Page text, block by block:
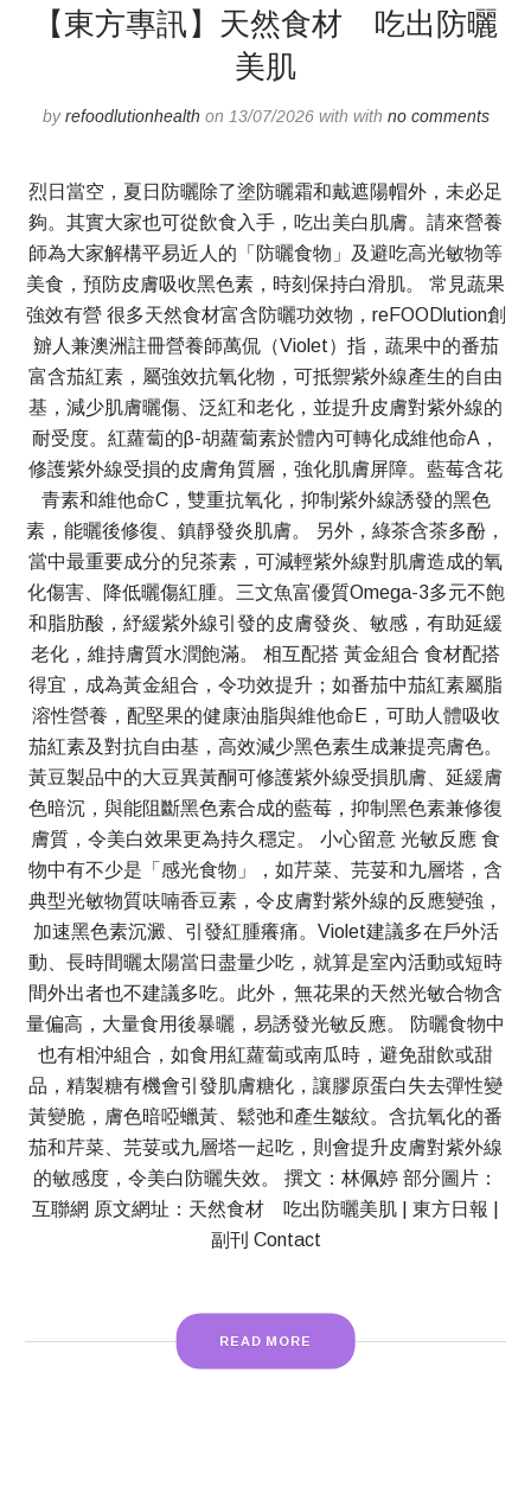
【東方專訊】天然食材 吃出防曬
美肌
byrefoodlutionhealth on 13/07/2026 with with no comments
烈日當空，夏日防曬除了塗防曬霜和戴遮陽帽外，未必足
夠。其實大家也可從飲食入手，吃出美白肌膚。請來營養
師為大家解構平易近人的「防曬食物」及避吃高光敏物等
美食，預防皮膚吸收黑色素，時刻保持白滑肌。 常見蔬果
強效有營 很多天然食材富含防曬功效物，reFOODlution創
辧人兼澳洲註冊營養師萬侃（Violet）指，蔬果中的番茄
富含茄紅素，屬強效抗氧化物，可抵禦紫外線產生的自由
基，減少肌膚曬傷、泛紅和老化，並提升皮膚對紫外線的
耐受度。紅蘿蔔的β-胡蘿蔔素於體內可轉化成維他命A，
修護紫外線受損的皮膚角質層，強化肌膚屏障。藍莓含花
青素和維他命C，雙重抗氧化，抑制紫外線誘發的黑色
素，能曬後修復、鎮靜發炎肌膚。 另外，綠茶含茶多酚，
當中最重要成分的兒茶素，可減輕紫外線對肌膚造成的氧
化傷害、降低曬傷紅腫。三文魚富優質Omega-3多元不飽
和脂肪酸，紓緩紫外線引發的皮膚發炎、敏感，有助延緩
老化，維持膚質水潤飽滿。 相互配搭 黃金組合 食材配搭
得宜，成為黃金組合，令功效提升；如番茄中茄紅素屬脂
溶性營養，配堅果的健康油脂與維他命E，可助人體吸收
茄紅素及對抗自由基，高效減少黑色素生成兼提亮膚色。
黃豆製品中的大豆異黃酮可修護紫外線受損肌膚、延緩膚
色暗沉，與能阻斷黑色素合成的藍莓，抑制黑色素兼修復
膚質，令美白效果更為持久穩定。 小心留意 光敏反應 食
物中有不少是「感光食物」，如芹菜、芫荽和九層塔，含
典型光敏物質呋喃香豆素，令皮膚對紫外線的反應變強，
加速黑色素沉澱、引發紅腫癢痛。Violet建議多在戶外活
動、長時間曬太陽當日盡量少吃，就算是室內活動或短時
間外出者也不建議多吃。此外，無花果的天然光敏合物含
量偏高，大量食用後暴曬，易誘發光敏反應。 防曬食物中
也有相沖組合，如食用紅蘿蔔或南瓜時，避免甜飲或甜
品，精製糖有機會引發肌膚糖化，讓膠原蛋白失去彈性變
黃變脆，膚色暗啞蠟黃、鬆弛和產生皺紋。含抗氧化的番
茄和芹菜、芫荽或九層塔一起吃，則會提升皮膚對紫外線
的敏感度，令美白防曬失效。 撰文：林佩婷 部分圖片：
互聯網 原文網址：天然食材 吃出防曬美肌 | 東方日報 |
副刊 Contact
READ MORE